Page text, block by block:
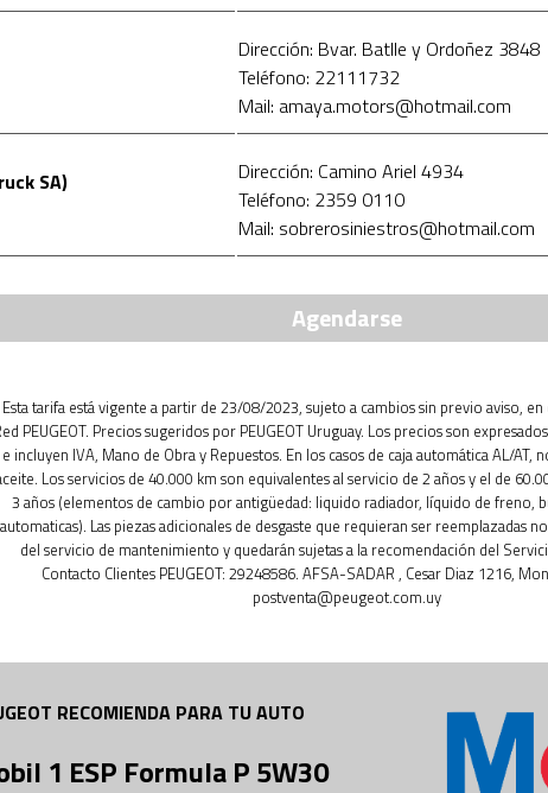
Dirección: Bvar. Batlle y Ordoñez 3848
Teléfono: 22111732
Mail: amaya.motors@hotmail.com
SA)
Dirección: Camino Ariel 4934
Teléfono: 2359 0110
Mail: sobrerosiniestros@hotmail.com
Agendarse
Esta tarifa está vigente a partir de 23/08/2023, sujeto a cambios sin previo aviso,
PEUGEOT. Precios sugeridos por PEUGEOT Uruguay. Los precios son
e incluyen IVA, Mano de Obra y Repuestos. En los casos de caja automática AL/AT,
Los servicios de 40.000 km son equivalentes al servicio de 2 años y el de
3 años (elementos de cambio por antigüedad: liquido radiador, líquido de freno,
automaticas). Las piezas adicionales de desgaste que requieran ser reemplazadas
del servicio de mantenimiento y quedarán sujetas a la recomendación del
Contacto Clientes PEUGEOT: 29248586. AFSA-SADAR , Cesar Diaz 1216,
postventa@peugeot.com.uy
RECOMIENDA PARA TU AUTO
1 ESP Formula P 5W30